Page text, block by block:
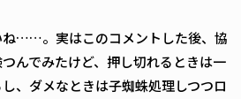
ね……。実はこのコメントした後、協
んでみたけど、押し切れるときは一
、ダメなときは子蜘蛛処理しつつロ